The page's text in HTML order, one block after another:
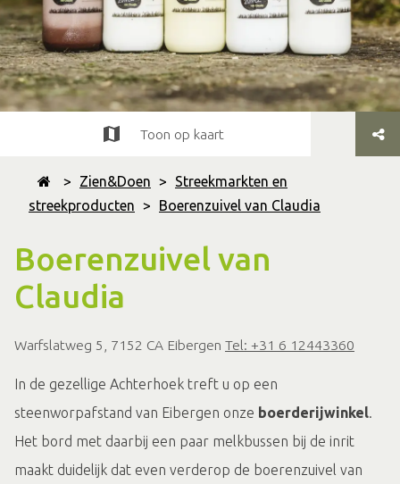
> Zien&Doen >
Streekmarkten en
streekproducten > Boerenzuivel van Claudia
Boerenzuivel van
Claudia
Warfslatweg 5, 7152 CA Eibergen Tel: +31 6 12443360
Toon op kaart
In de gezellige Achterhoek treft u op een
steenworpafstand van Eibergen onze boerderijwinkel.
Het bord met daarbij een paar melkbussen bij de inrit
maakt duidelijk dat even verderop de boerenzuivel van